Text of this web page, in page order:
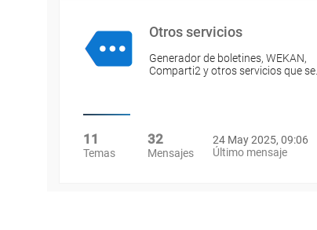
Otros servicios
Generador de boletines, WEKAN,
Comparti2 y otros servicios que se…
11
Temas
32
Mensajes
24 May 2025, 09:06
Último mensaje